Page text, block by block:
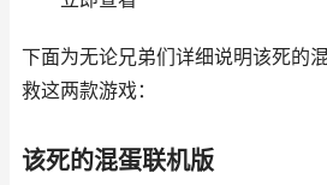
下面为无论兄弟们详细说明该死的
救这两款游戏：
该死的混蛋联机版